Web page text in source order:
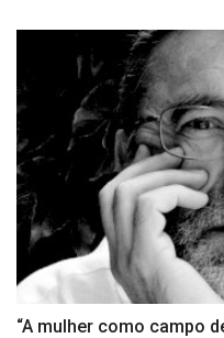
“A mulher como campo